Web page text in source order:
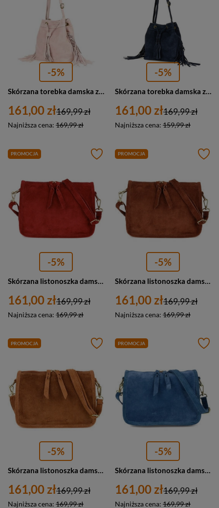
-5%
Skórzana torebka damska zamszowa z frędzlami pudrowy róż worek - W03
161,00 zł
Najniższa cena: 169,99 zł
169,99 zł
-5%
Skórzana torebka damska z frędzlami zamszowa granatowa worek - W03
161,00 zł
Najniższa cena: 159,99 zł
169,99 zł
PROMOCJA
-5%
161,00 zł
Najniższa cena: 169,99 zł
169,99 zł
PROMOCJA
-5%
161,00 zł
Najniższa cena: 169,99 zł
169,99 zł
PROMOCJA
-5%
Skórzana listonoszka damska zamszowa włoska skóra camel Beltimore B64
161,00 zł
Najniższa cena: 169,99 zł
169,99 zł
PROMOCJA
-5%
Skórzana listonoszka damska zamszowa włoska skóra niebieska Beltimore B64
161,00 zł
Najniższa cena: 169,99 zł
169,99 zł